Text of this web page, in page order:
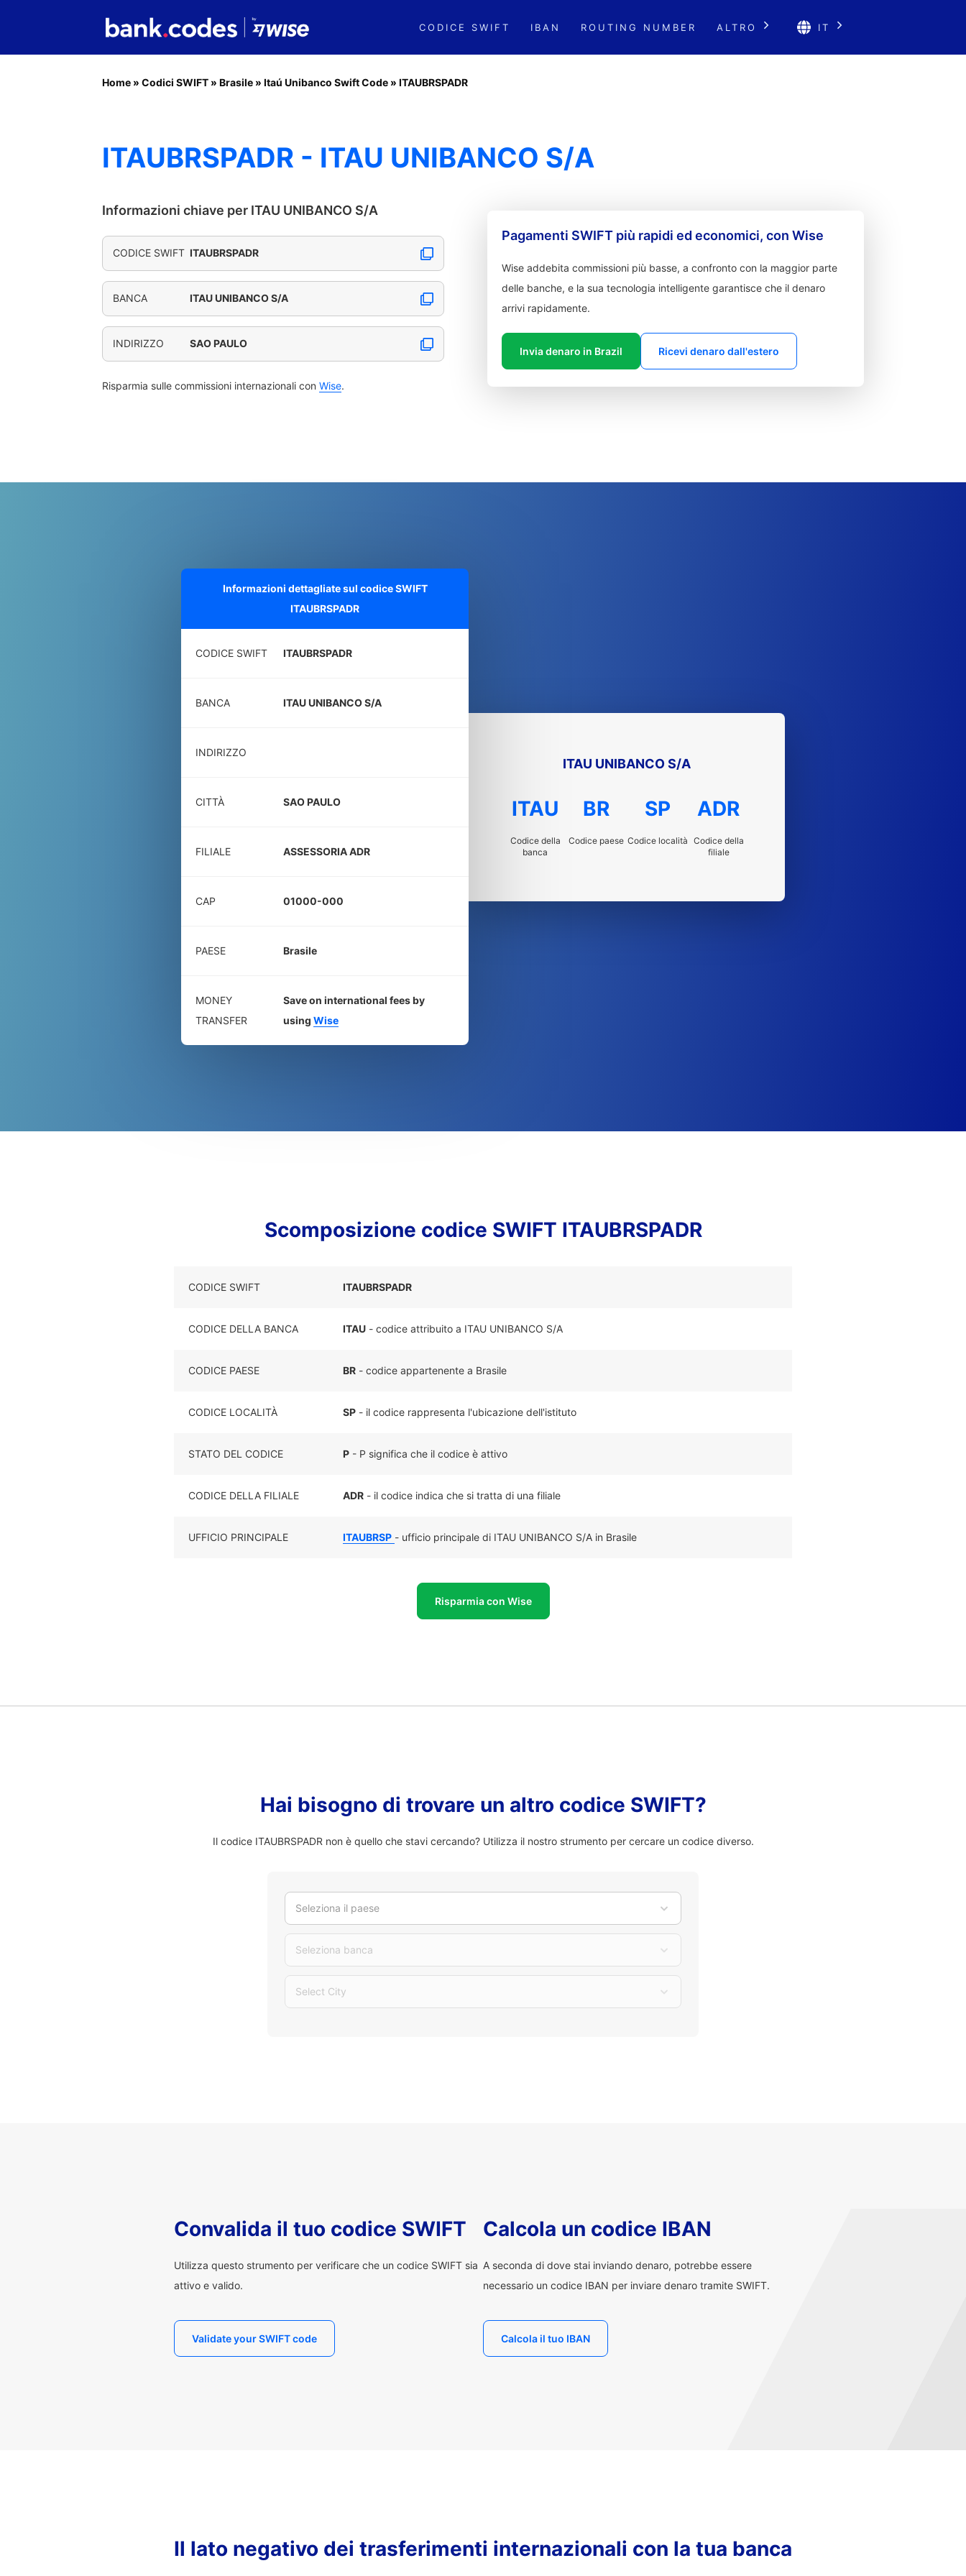
CODICE SWIFT IBAN ROUTING NUMBER ALTRO IT
Home » Codici SWIFT » Brasile » Itaú Unibanco Swift Code » ITAUBRSPADR
ITAUBRSPADR - ITAU UNIBANCO S/A
Informazioni chiave per ITAU UNIBANCO S/A
CODICE SWIFT ITAUBRSPADR
BANCA ITAU UNIBANCO S/A
INDIRIZZO SAO PAULO
Risparmia sulle commissioni internazionali con Wise.
Pagamenti SWIFT più rapidi ed economici, con Wise
Wise addebita commissioni più basse, a confronto con la maggior parte
delle banche, e la sua tecnologia intelligente garantisce che il denaro
arrivi rapidamente.
Invia denaro in Brazil Ricevi denaro dall'estero
Informazioni dettagliate sul codice SWIFT
ITAUBRSPADR
CODICE SWIFT ITAUBRSPADR
BANCA ITAU UNIBANCO S/A
INDIRIZZO
CITTÀ SAO PAULO
FILIALE ASSESSORIA ADR
CAP 01000-000
PAESE Brasile
MONEY
TRANSFER
Save on international fees by
using Wise
ITAU UNIBANCO S/A
ITAU
Codice della
banca
BR
Codice paese
SP
Codice località
ADR
Codice della
filiale
Scomposizione codice SWIFT ITAUBRSPADR
CODICE SWIFT ITAUBRSPADR
CODICE DELLA BANCA ITAU - codice attribuito a ITAU UNIBANCO S/A
CODICE PAESE BR - codice appartenente a Brasile
CODICE LOCALITÀ SP - il codice rappresenta l'ubicazione dell'istituto
STATO DEL CODICE P - P significa che il codice è attivo
CODICE DELLA FILIALE ADR - il codice indica che si tratta di una filiale
UFFICIO PRINCIPALE ITAUBRSP - ufficio principale di ITAU UNIBANCO S/A in Brasile
Risparmia con Wise
Hai bisogno di trovare un altro codice SWIFT?
Il codice ITAUBRSPADR non è quello che stavi cercando? Utilizza il nostro strumento per cercare un codice diverso.
Seleziona il paese
Seleziona banca
Select City
Convalida il tuo codice SWIFT
Utilizza questo strumento per verificare che un codice SWIFT sia
attivo e valido.
Validate your SWIFT code
Calcola un codice IBAN
A seconda di dove stai inviando denaro, potrebbe essere
necessario un codice IBAN per inviare denaro tramite SWIFT.
Calcola il tuo IBAN
Il lato negativo dei trasferimenti internazionali con la tua banca